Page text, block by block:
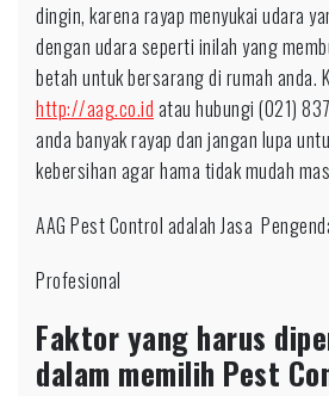
dingin, karena rayap menyukai udara
dengan udara seperti inilah yang
betah untuk bersarang di rumah anda.
http://aag.co.id atau hubungi (021)
anda banyak rayap dan jangan lupa
kebersihan agar hama tidak mudah
AAG Pest Control adalah Jasa
Profesional
Faktor yang harus
dalam memilih Pest